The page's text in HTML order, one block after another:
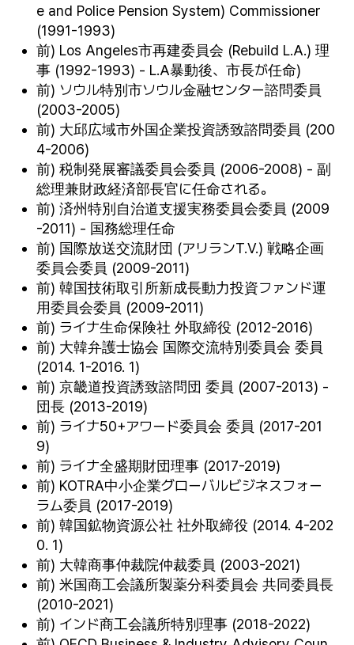
e and Police Pension System) Commissioner
(1991-1993)
前) Los Angeles市再建委員会 (Rebuild L.A.) 理
事 (1992-1993) - L.A暴動後、市長が任命)
前) ソウル特別市ソウル金融センター諮問委員
(2003-2005)
前) 大邱広域市外国企業投資誘致諮問委員 (200
4-2006)
前) 税制発展審議委員会委員 (2006-2008) - 副
総理兼財政経済部長官に任命される。
前) 済州特別自治道支援実務委員会委員 (2009
-2011) - 国務総理任命
前) 国際放送交流財団 (アリランT.V.) 戦略企画
委員会委員 (2009-2011)
前) 韓国技術取引所新成長動力投資ファンド運
用委員会委員 (2009-2011)
前) ライナ生命保険社 外取締役 (2012-2016)
前) 大韓弁護士協会 国際交流特別委員会 委員
(2014. 1-2016. 1)
前) 京畿道投資誘致諮問団 委員 (2007-2013) -
団長 (2013-2019)
前) ライナ50+アワード委員会 委員 (2017-201
9)
前) ライナ全盛期財団理事 (2017-2019)
前) KOTRA中小企業グローバルビジネスフォー
ラム委員 (2017-2019)
前) 韓国鉱物資源公社 社外取締役 (2014. 4-202
0. 1)
前) 大韓商事仲裁院仲裁委員 (2003-2021)
前) 米国商工会議所製薬分科委員会 共同委員長
(2010-2021)
前) インド商工会議所特別理事 (2018-2022)